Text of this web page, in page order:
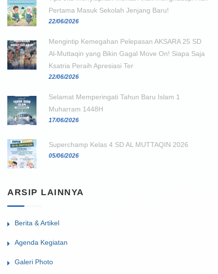
Pertama Masuk Sekolah Jenjang Baru!
22/06/2026
Mengintip Kemegahan Pelepasan AKSARA 25 SD
Al-Muttaqin yang Bikin Gagal Move On! Siapa Saja
Ksatria Peraih Apresiasi Ter
22/06/2026
Selamat Memperingati Tahun Baru Islam 1
Muharram 1448H
17/06/2026
Superchamp Kelas 4 SD AL MUTTAQIN 2026
05/06/2026
ARSIP LAINNYA
Berita & Artikel
Agenda Kegiatan
Galeri Photo